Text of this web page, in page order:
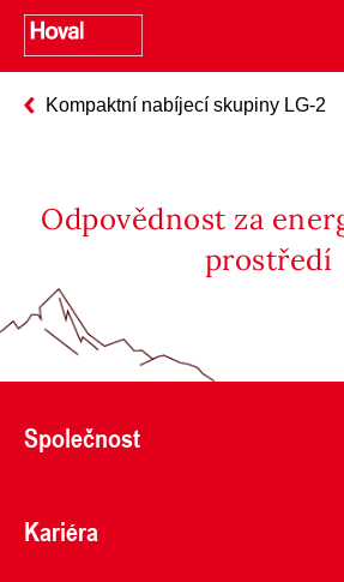
Kompaktní nabíjecí skupiny LG-2
Odpovědnost za
prostředí
Společnost
Kariéra